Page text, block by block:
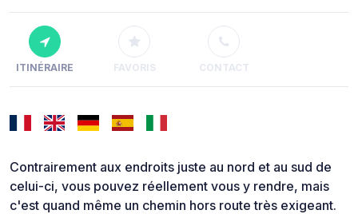
ITINÉRAIRE FAVORIS CONTACT
Contrairement aux endroits juste au nord et au sud de
celui-ci, vous pouvez réellement vous y rendre, mais
c'est quand même un chemin hors route très exigeant.